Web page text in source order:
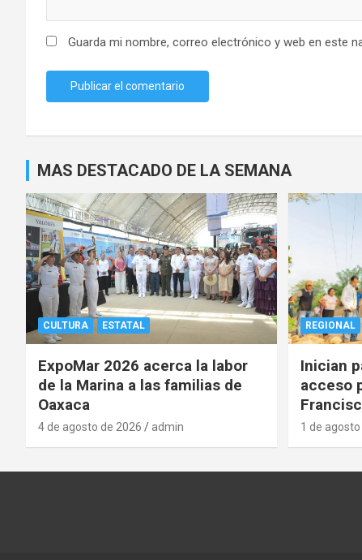
Guarda mi nombre, correo electrónico y web en este
MAS DESTACADO DE LA SEMANA
CULTURA ESTATAL
ExpoMar 2026 acerca la labor
de la Marina a las familias de
Oaxaca
4 de agosto de 2026 admin
REGIONAL
Inician
acceso
1 de